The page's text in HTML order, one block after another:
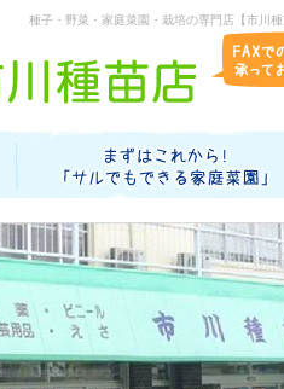
種子・野菜・家庭菜園・栽培の専門店【市川